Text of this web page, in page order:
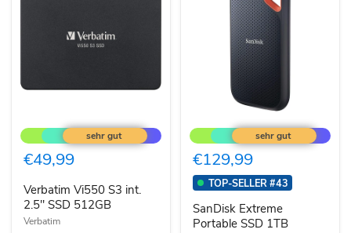
Vi550
S3
int.
2.5"
512GB
€49,99
Verbatim Vi550 S3 int.
2.5" SSD 512GB
Verbatim
Extreme
Portable
SSD
1TB
€129,99
TOP-SELLER #43
SanDisk Extreme
Portable SSD 1TB